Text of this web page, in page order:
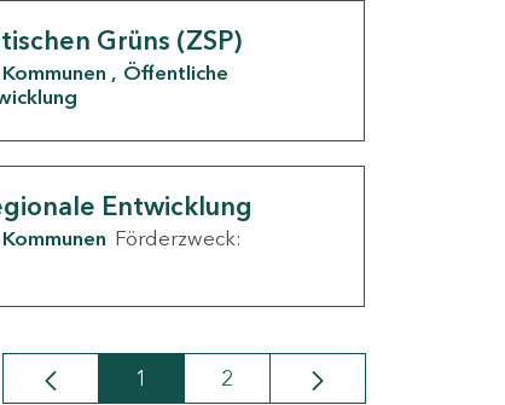
Grüns (ZSP)
Kommunen
Öffentliche
Entwicklung
Kommunen Förderzweck:
Seite
1 Seite
2